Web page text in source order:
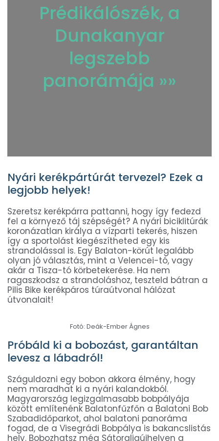
Prédikálószék, a
Dunakanyar
legszebb
panorámája »»
Nyári kerékpártúrát tervezel? Ezek a
legjobb helyek!
Szeretsz kerékpárra pattanni, hogy így fedezd
fel a környező táj szépségét? A nyári biciklitúrák
koronázatlan királya a vízparti tekerés, hiszen
így a sportolást kiegészítheted egy kis
strandolással is. Egy Balaton-körút legalább
olyan jó választás, mint a Velencei-tó, vagy
akár a Tisza-tó körbetekerése. Ha nem
ragaszkodsz a strandoláshoz, teszteld bátran a
Pilis Bike kerékpáros túraútvonal hálózat
útvonalait!
Fotó: Deák-Ember Ágnes
Próbáld ki a bobozást, garantáltan
levesz a lábadról!
Száguldozni egy bobon akkora élmény, hogy
nem maradhat ki a nyári kalandokból.
Magyarország legizgalmasabb bobpályája
között említenénk Balatonfűzfőn a Balatoni Bob
Szabadidőparkot, ahol balatoni panoráma
fogad, de a Visegrádi Bobpálya is bakancslistás
hely. Bobozhatsz még Sátoraljaújhelyen a